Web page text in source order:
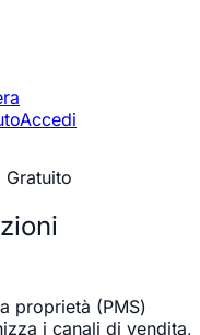
Accedi
Gratuito
proprietà (PMS)
i canali di vendita,